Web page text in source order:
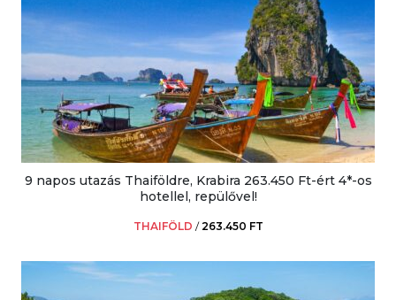
9 napos utazás Thaiföldre, Krabira 263.450 Ft-ért 4*-os
hotellel, repülővel!
THAIFÖLD /263.450 FT